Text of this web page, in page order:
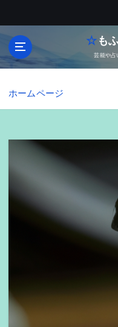
を
キ
☆も
芸能や占
ホームページ